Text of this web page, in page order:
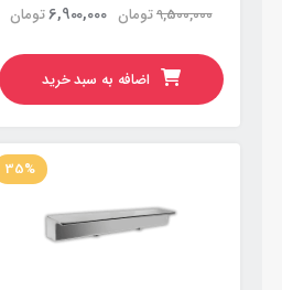
تومان9,500,000 تومان6,900,000
اضافه به سبد خرید
35%